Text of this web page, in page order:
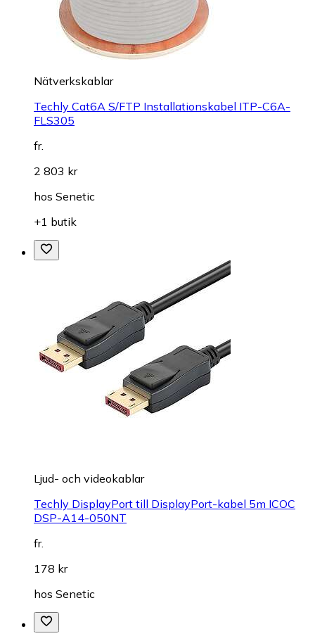
Nätverkskablar
Techly Cat6A S/FTP Installationskabel ITP-C6A-
FLS305
fr.
2 803 kr
hos Senetic
+1 butik
Ljud- och videokablar
Techly DisplayPort till DisplayPort-kabel 5m ICOC
DSP-A14-050NT
fr.
178 kr
hos Senetic